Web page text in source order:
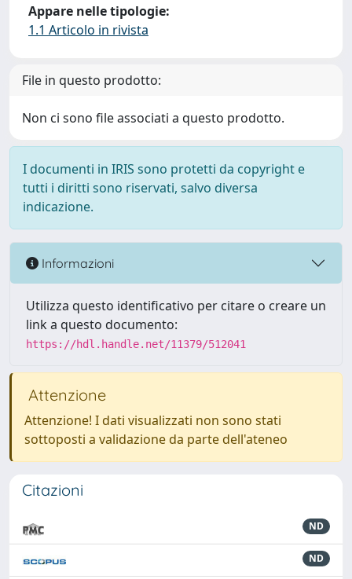
Appare nelle tipologie:
1.1 Articolo in rivista
File in questo prodotto:
Non ci sono file associati a questo prodotto.
I documenti in IRIS sono protetti da copyright e
tutti i diritti sono riservati, salvo diversa
indicazione.
Informazioni
Utilizza questo identificativo per citare o creare un
link a questo documento:
https://hdl.handle.net/11379/512041
Attenzione
Attenzione! I dati visualizzati non sono stati
sottoposti a validazione da parte dell'ateneo
Citazioni
ND
ND